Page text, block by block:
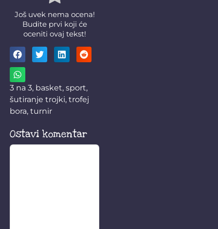
Još uvek nema ocena!
Budite prvi koji će
oceniti ovaj tekst!
3 na 3, basket, sport,
šutiranje trojki, trofej
bora, turnir
Ostavi komentar